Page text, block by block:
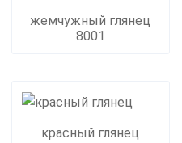
жемчужный глянец
8001
красный глянец